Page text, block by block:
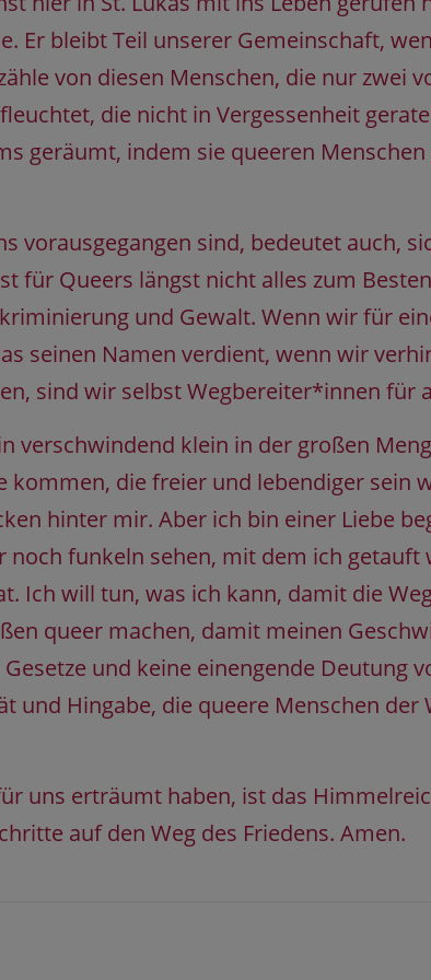
Er bleibt Teil unserer Gemeinschaft,
von diesen Menschen, die nur zwei
die nicht in Vergessenheit
geräumt, indem sie queeren
vorausgegangen sind, bedeutet auch,
für Queers längst nicht alles zum
und Gewalt. Wenn wir für
seinen Namen verdient, wenn wir
sind wir selbst Wegbereiter*innen für
verschwindend klein in der großen
die freier und lebendiger sein
hinter mir. Aber ich bin einer Liebe
noch funkeln sehen, mit dem ich
Ich will tun, was ich kann, damit die
queer machen, damit meinen
und keine einengende Deutung
und Hingabe, die queere Menschen der
uns erträumt haben, ist das
auf den Weg des Friedens. Amen.